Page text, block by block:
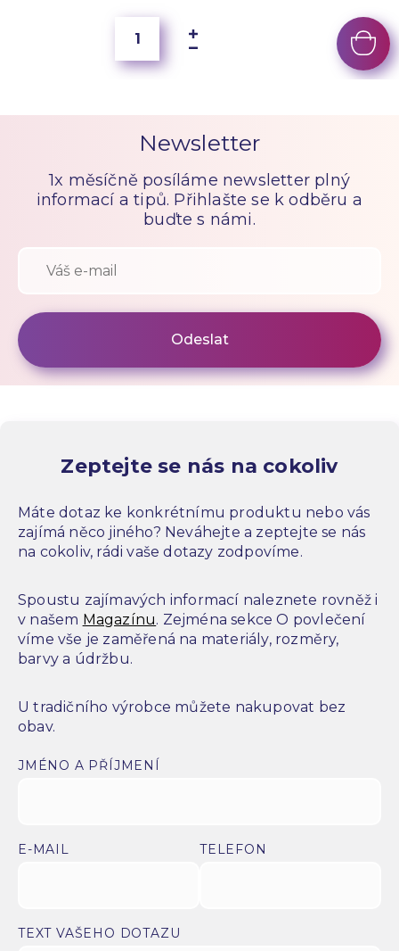
Newsletter
1x měsíčně posíláme newsletter plný
informací a tipů. Přihlašte se k odběru a
buďte s námi.
Zeptejte se nás na cokoliv
Máte dotaz ke konkrétnímu produktu nebo vás
zajímá něco jiného? Neváhejte a zeptejte se nás
na cokoliv, rádi vaše dotazy zodpovíme.
Spoustu zajímavých informací naleznete rovněž i
v našem Magazínu. Zejména sekce O povlečení
víme vše je zaměřená na materiály, rozměry,
barvy a údržbu.
U tradičního výrobce můžete nakupovat bez
obav.
JMÉNO A PŘÍJMENÍ
E-MAIL TELEFON
TEXT VAŠEHO DOTAZU